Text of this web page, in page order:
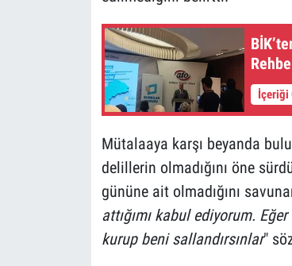
İçeriği
Mütalaaya karşı beyanda
delillerin olmadığını öne
gününe ait olmadığını
attığımı kabul ediyorum.
kurup beni sallandırsınlar"